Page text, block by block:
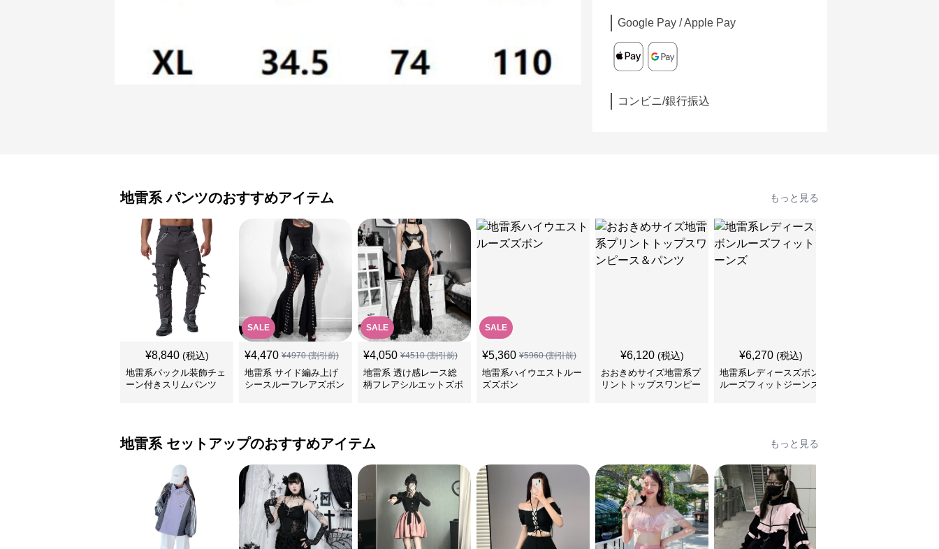
Google Pay / Apple Pay
コンビニ/銀行振込
地雷系 パンツのおすすめアイテム もっと見る
¥8,840 (税込)
地雷系バックル装飾チェ
ーン付きスリムパンツ
SALE
¥4,470 ¥4970(割引前)
地雷系 サイド編み上げ
シースルーフレアズボン
SALE
¥4,050 ¥4510(割引前)
地雷系 透け感レース総
柄フレアシルエットズボ
SALE
¥5,360 ¥5960(割引前)
地雷系ハイウエストルー
ズズボン
¥6,120 (税込)
おおきめサイズ地雷系プ
リントトップスワンピー
¥6,270 (税込)
地雷系レディースズボン
ルーズフィットジーンズ
地雷系 セットアップのおすすめアイテム もっと見る